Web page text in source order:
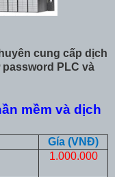
cung cấp dịch
password PLC và
mềm và dịch
Gía (VNĐ)
1.000.000